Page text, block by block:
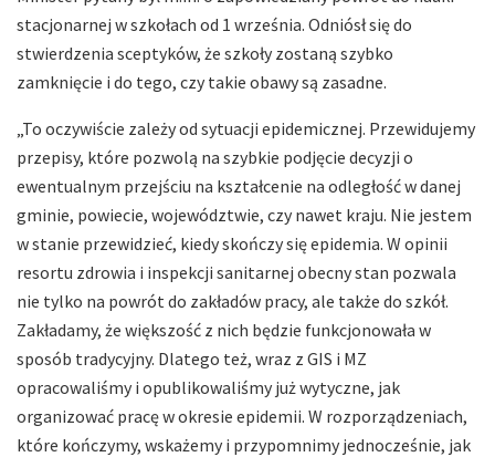
stacjonarnej w szkołach od 1 września. Odniósł się do
stwierdzenia sceptyków, że szkoły zostaną szybko
zamknięcie i do tego, czy takie obawy są zasadne.
„To oczywiście zależy od sytuacji epidemicznej. Przewidujemy
przepisy, które pozwolą na szybkie podjęcie decyzji o
ewentualnym przejściu na kształcenie na odległość w danej
gminie, powiecie, województwie, czy nawet kraju. Nie jestem
w stanie przewidzieć, kiedy skończy się epidemia. W opinii
resortu zdrowia i inspekcji sanitarnej obecny stan pozwala
nie tylko na powrót do zakładów pracy, ale także do szkół.
Zakładamy, że większość z nich będzie funkcjonowała w
sposób tradycyjny. Dlatego też, wraz z GIS i MZ
opracowaliśmy i opublikowaliśmy już wytyczne, jak
organizować pracę w okresie epidemii. W rozporządzeniach,
które kończymy, wskażemy i przypomnimy jednocześnie, jak